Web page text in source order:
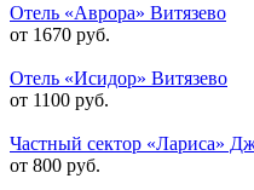
Отель «Аврора» Витязево
от 1670 руб.
Отель «Исидор» Витязево
от 1100 руб.
Частный сектор «Лариса»
от 800 руб.